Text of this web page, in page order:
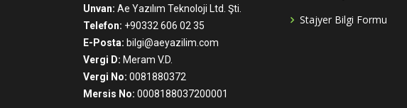
Unvan: Ae Yazılım Teknoloji Ltd. Şti.
Telefon: +90332 606 02 35
E-Posta: bilgi@aeyazilim.com
Vergi D: Meram V.D.
Vergi No: 0081880372
Mersis No: 0008188037200001
Stajyer Bilgi Formu